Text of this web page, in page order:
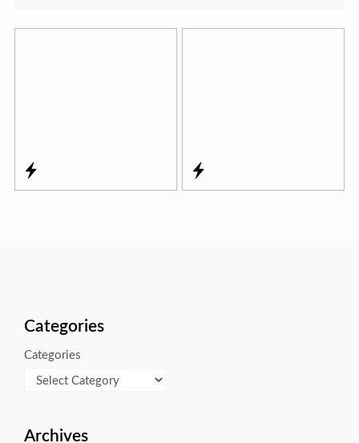
Categories
Categories
Archives